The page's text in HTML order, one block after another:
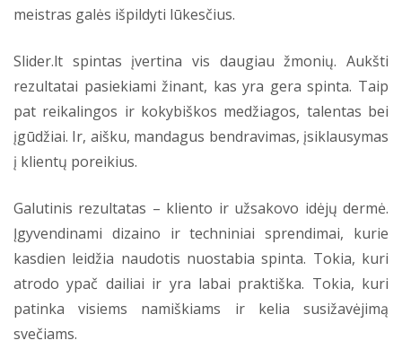
meistras galės išpildyti lūkesčius.
Slider.lt spintas įvertina vis daugiau žmonių. Aukšti
rezultatai pasiekiami žinant, kas yra gera spinta. Taip
pat reikalingos ir kokybiškos medžiagos, talentas bei
įgūdžiai. Ir, aišku, mandagus bendravimas, įsiklausymas
į klientų poreikius.
Galutinis rezultatas – kliento ir užsakovo idėjų dermė.
Įgyvendinami dizaino ir techniniai sprendimai, kurie
kasdien leidžia naudotis nuostabia spinta. Tokia, kuri
atrodo ypač dailiai ir yra labai praktiška. Tokia, kuri
patinka visiems namiškiams ir kelia susižavėjimą
svečiams.